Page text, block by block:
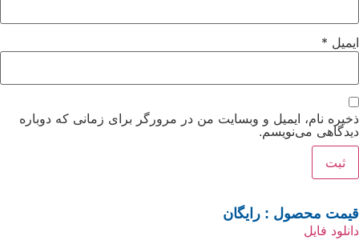
ایمیل *
ذخیره نام، ایمیل و وبسایت من در مرورگر برای زمانی که دوباره
دیدگاهی می‌نویسم.
قیمت محصول : رایگان
دانلود فایل